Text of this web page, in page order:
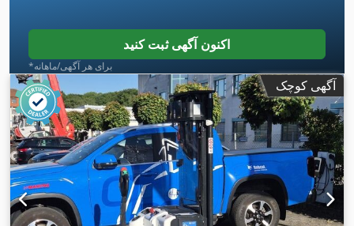
اکنون آگهی ثبت کنید
*برای هر آگهی/ماهانه
آگهی کوچک